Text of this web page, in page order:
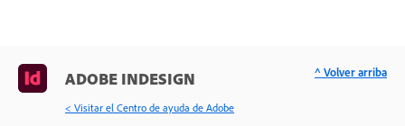
ADOBE INDESIGN
< Visitar el Centro de ayuda de Adobe
^ Volver arriba